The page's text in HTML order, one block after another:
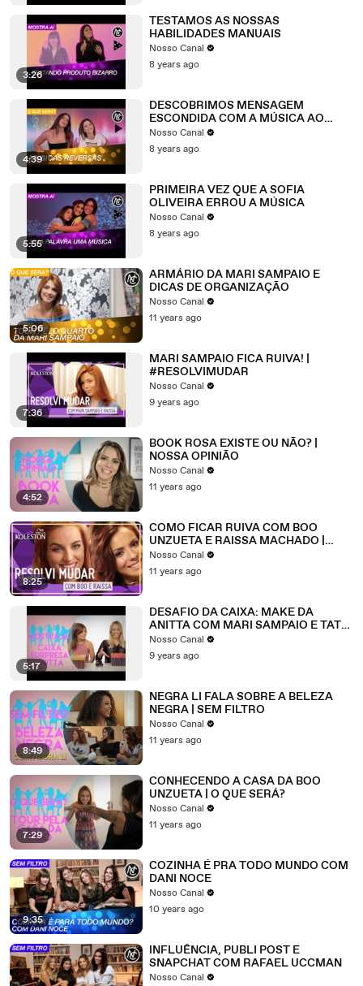
3:26
TESTAMOS AS NOSSAS
HABILIDADES MANUAIS
Nosso Canal
8 years ago
4:39
DESCOBRIMOS MENSAGEM
ESCONDIDA COM A MÚSICA AO
CONTRÁRIO
Nosso Canal
8 years ago
5:55
PRIMEIRA VEZ QUE A SOFIA
OLIVEIRA ERROU A MÚSICA
Nosso Canal
8 years ago
5:06
ARMÁRIO DA MARI SAMPAIO E
DICAS DE ORGANIZAÇÃO
Nosso Canal
11 years ago
7:36
MARI SAMPAIO FICA RUIVA! |
#RESOLVIMUDAR
Nosso Canal
9 years ago
4:52
BOOK ROSA EXISTE OU NÃO? |
NOSSA OPINIÃO
Nosso Canal
11 years ago
8:25
COMO FICAR RUIVA COM BOO
UNZUETA E RAISSA MACHADO |
RESOLVI MUDAR
Nosso Canal
11 years ago
5:17
DESAFIO DA CAIXA: MAKE DA
ANITTA COM MARI SAMPAIO E TATA
ESTANIECKI
Nosso Canal
9 years ago
8:49
NEGRA LI FALA SOBRE A BELEZA
NEGRA | SEM FILTRO
Nosso Canal
11 years ago
7:29
CONHECENDO A CASA DA BOO
UNZUETA | O QUE SERÁ?
Nosso Canal
11 years ago
9:35
COZINHA É PRA TODO MUNDO COM
DANI NOCE
Nosso Canal
10 years ago
INFLUÊNCIA, PUBLI POST E
SNAPCHAT COM RAFAEL UCCMAN
Nosso Canal